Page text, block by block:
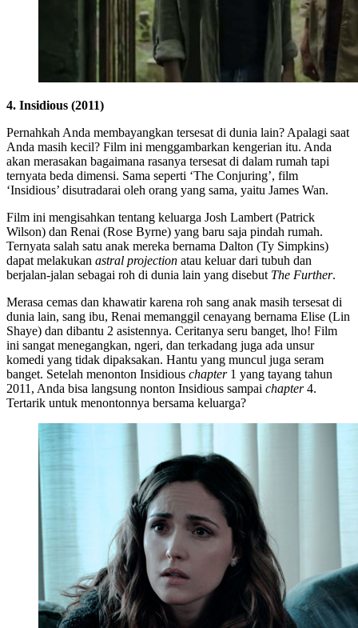
4. Insidious (2011)
Pernahkah Anda membayangkan tersesat di dunia lain? Apalagi saat
Anda masih kecil? Film ini menggambarkan kengerian itu. Anda
akan merasakan bagaimana rasanya tersesat di dalam rumah tapi
ternyata beda dimensi. Sama seperti ‘The Conjuring’, film
‘Insidious’ disutradarai oleh orang yang sama, yaitu James Wan.
Film ini mengisahkan tentang keluarga Josh Lambert (Patrick
Wilson) dan Renai (Rose Byrne) yang baru saja pindah rumah.
Ternyata salah satu anak mereka bernama Dalton (Ty Simpkins)
dapat melakukan astral projection atau keluar dari tubuh dan
berjalan-jalan sebagai roh di dunia lain yang disebut The Further.
Merasa cemas dan khawatir karena roh sang anak masih tersesat di
dunia lain, sang ibu, Renai memanggil cenayang bernama Elise (Lin
Shaye) dan dibantu 2 asistennya. Ceritanya seru banget, lho! Film
ini sangat menegangkan, ngeri, dan terkadang juga ada unsur
komedi yang tidak dipaksakan. Hantu yang muncul juga seram
banget. Setelah menonton Insidious chapter1 yang tayang tahun
2011, Anda bisa langsung nonton Insidious sampai chapter4.
Tertarik untuk menontonnya bersama keluarga?